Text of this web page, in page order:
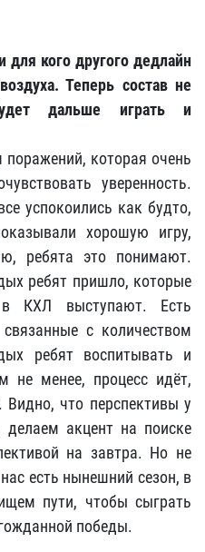
для кого другого дедлайн
Теперь состав не
дальше играть и
которая очень
уверенность.
успокоились как будто,
хорошую игру,
ребята это понимают.
ребят пришло, которые
КХЛ выступают. Есть
с количеством
ребят воспитывать и
не менее, процесс идёт,
что перспективы у
акцент на поиске
на завтра. Но не
есть нынешний сезон, в
пути, чтобы сыграть
победы.